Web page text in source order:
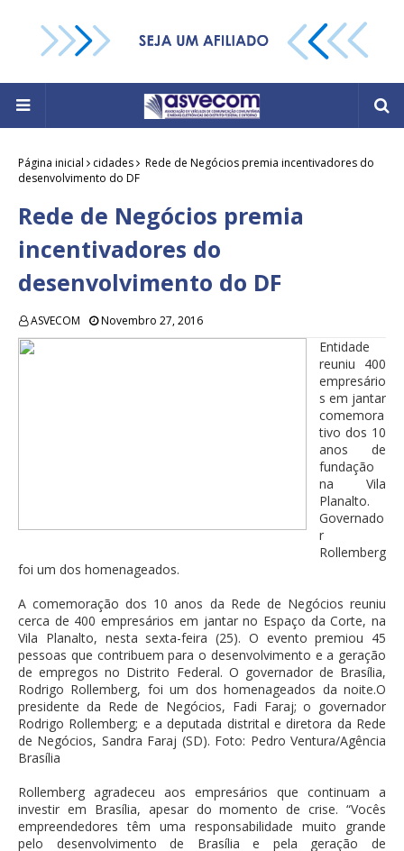
Página inicial cidades
Rede de Negócios premia incentivadores do
desenvolvimento do DF
Rede de Negócios premia
incentivadores do
desenvolvimento do DF
ASVECOM Novembro 27, 2016
Entidade
reuniu 400
empresário
s em jantar
comemora
tivo dos 10
anos de
fundação
na Vila
Planalto.
Governado
r
Rollemberg
foi um dos homenageados.
A comemoração dos 10 anos da Rede de Negócios reuniu
cerca de 400 empresários em jantar no Espaço da Corte, na
Vila Planalto, nesta sexta-feira (25). O evento premiou 45
pessoas que contribuem para o desenvolvimento e a geração
de empregos no Distrito Federal. O governador de Brasília,
Rodrigo Rollemberg, foi um dos homenageados da noite.O
presidente da Rede de Negócios, Fadi Faraj; o governador
Rodrigo Rollemberg; e a deputada distrital e diretora da Rede
de Negócios, Sandra Faraj (SD). Foto: Pedro Ventura/Agência
Brasília
Rollemberg agradeceu aos empresários que continuam a
investir em Brasília, apesar do momento de crise. “Vocês
empreendedores têm uma responsabilidade muito grande
pelo desenvolvimento de Brasília e pela geração de